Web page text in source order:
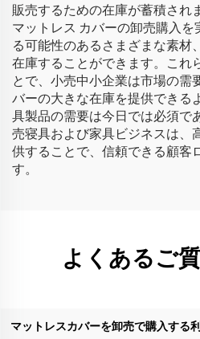
販売するための在庫が蓄積され
マットレス カバーの卸売購入
る可能性のあるさまざまな素材
在庫することができます。これ
とで、小売中小企業は市場の需
バーの大きな在庫を提供できる
具製品の需要は今日では必須で
売寝具および家具ビジネスは、
供することで、信頼できる顧客
す。
よくあるご質
マットレスカバーを卸売で購入する